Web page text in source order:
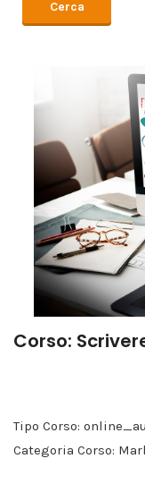
Corso:
Tipo Corso:
Categoria Corso: